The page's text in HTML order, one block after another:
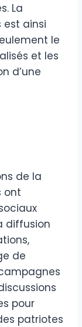
La
est ainsi
le
et les
d’une
de la
ont
diffusion
de
pour
patriotes